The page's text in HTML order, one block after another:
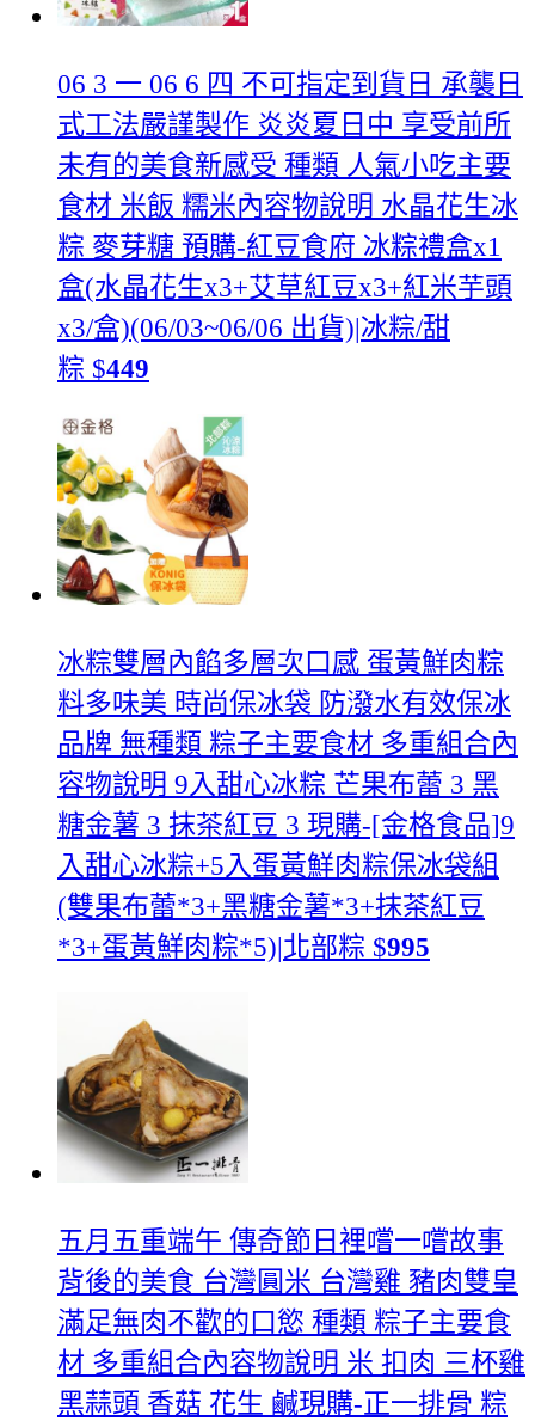
06 3 一 06 6 四 不可指定到貨日 承襲日
式工法嚴謹製作 炎炎夏日中 享受前所
未有的美食新感受 種類 人氣小吃主要
食材 米飯 糯米內容物說明 水晶花生冰
粽 麥芽糖 預購-紅豆食府 冰粽禮盒x1
盒(水晶花生x3+艾草紅豆x3+紅米芋頭
x3/盒)(06/03~06/06 出貨)|冰粽/甜
粽 $449
冰粽雙層內餡多層次口感 蛋黃鮮肉粽
料多味美 時尚保冰袋 防潑水有效保冰
品牌 無種類 粽子主要食材 多重組合內
容物說明 9入甜心冰粽 芒果布蕾 3 黑
糖金薯 3 抹茶紅豆 3 現購-[金格食品]9
入甜心冰粽+5入蛋黃鮮肉粽保冰袋組
(雙果布蕾*3+黑糖金薯*3+抹茶紅豆
*3+蛋黃鮮肉粽*5)|北部粽 $995
五月五重端午 傳奇節日裡嚐一嚐故事
背後的美食 台灣圓米 台灣雞 豬肉雙皇
滿足無肉不歡的口慾 種類 粽子主要食
材 多重組合內容物說明 米 扣肉 三杯雞
黑蒜頭 香菇 花生 鹹現購-正一排骨 粽